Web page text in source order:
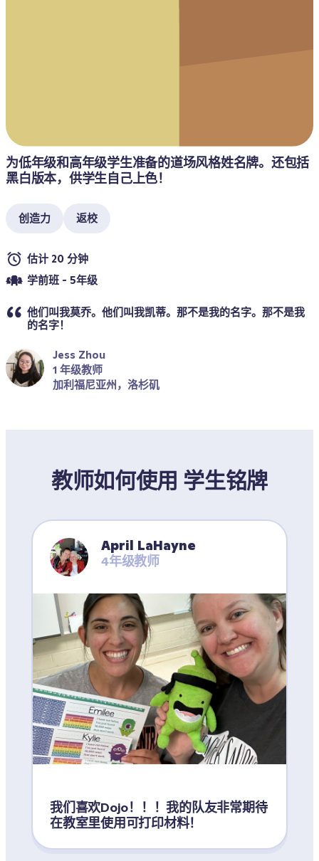
为低年级和高年级学生准备的道场风格姓名牌。还包括
黑白版本，供学生自己上色！
创造力 返校
估计 20 分钟
学前班 - 5年级
他们叫我莫乔。他们叫我凯蒂。那不是我的名字。那不是我
的名字！
Jess Zhou
1 年级教师
加利福尼亚州，洛杉矶
教师如何使用 学生铭牌
April LaHayne
4年级教师
我们喜欢Dojo！！！我的队友非常期待
在教室里使用可打印材料！